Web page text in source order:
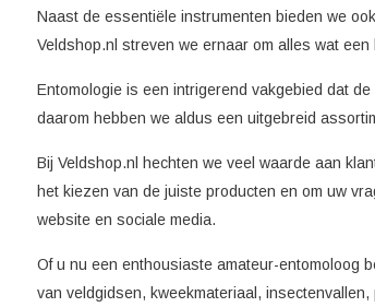
Naast de essentiële instrumenten bieden we
Veldshop.nl streven we ernaar om alles wat
Entomologie is een intrigerend vakgebied dat
daarom hebben we aldus een uitgebreid
Bij Veldshop.nl hechten we veel waarde aan
het kiezen van de juiste producten en om uw
website en sociale media.
Of u nu een enthousiaste amateur-entomoloog
van veldgidsen, kweekmateriaal,